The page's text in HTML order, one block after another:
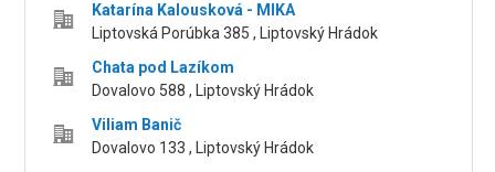
Katarína Kalousková - MIKA
Liptovská Porúbka 385 , Liptovský Hrádok
Chata pod Lazíkom
Dovalovo 588 , Liptovský Hrádok
Viliam Banič
Dovalovo 133 , Liptovský Hrádok